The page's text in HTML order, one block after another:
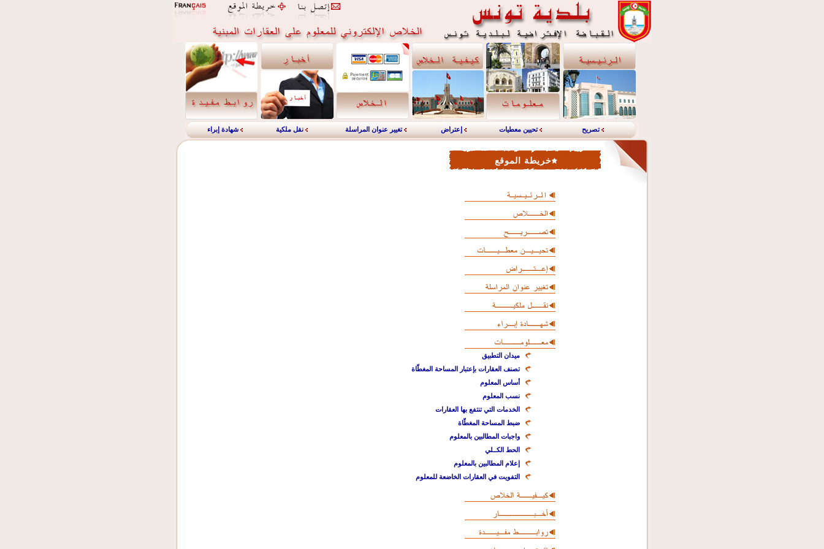
تصريح تحيين معطيات إعتراض تغيير عنوان المراسلة نقل ملكية شهادة إبراء
خريطة الموقع
ميدان التطبيق
تصنف العقارات بإعتبار المساحة المغطّاة
أساس المعلوم
نسب المعلوم
الخدمات التي تنتفع بها العقارات
ضبط المساحة المغطّاة
واجبات المطالبين بالمعلوم
الحط الكــلي
إعلام المطالبين بالمعلوم
التفويت في العقارات الخاضعة للمعلوم